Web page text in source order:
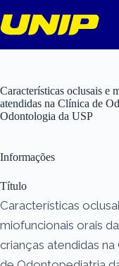
para
o
Características oclusais e
atendidas na Clínica de
Odontologia da USP
Informações
Título
Características
miofuncionais orais
crianças atendidas na